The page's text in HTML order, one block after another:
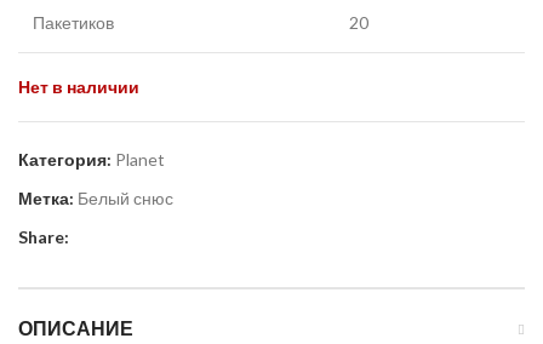
Пакетиков 20
Нет в наличии
Категория: Planet
Метка: Белый снюс
Share:
ОПИСАНИЕ